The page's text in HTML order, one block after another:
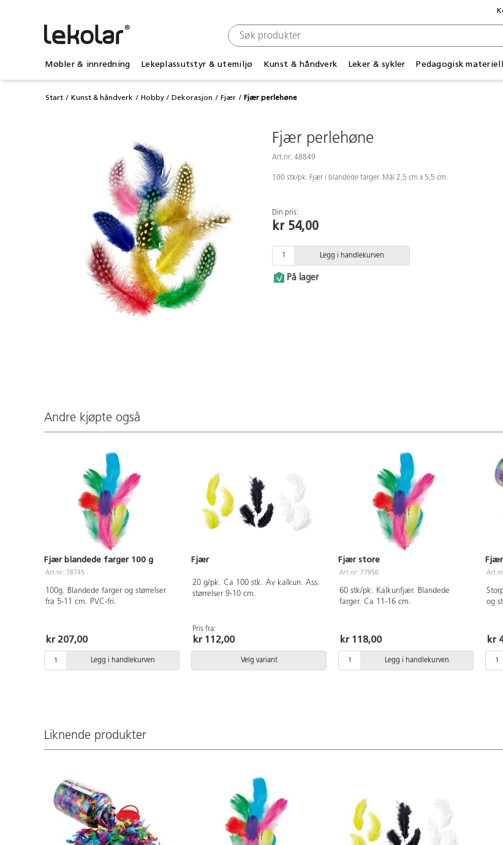
Møbler & innredning Lekeplassutstyr & utemiljø Kunst & håndverk Leker & sykler Pedagogisk materiell
Start Kunst & håndverk Hobby Dekorasjon Fjær Fjær perlehøne
Fjær perlehøne
Art.nr: 48849
100 stk/pk. Fjær i blandede farger. Mål 2,5 cm x 5,5 cm.
Din pris:
kr 54,00
Legg i handlekurven
På lager
Andre kjøpte også
Fjær blandede farger 100 g
Art.nr: 78745
100g. Blandede farger og størrelser
fra 5-11 cm. PVC-fri.
kr 207,00
Legg i handlekurven
Fjær
20 g/pk. Ca 100 stk. Av kalkun. Ass.
størrelser 9-10 cm.
Pris fra:
kr 112,00
Velg variant
Fjær store
Art.nr: 77956
60 stk/pk. Kalkunfjær. Blandede
farger. Ca 11-16 cm.
kr 118,00
Legg i handlekurven
Fjær
og
kr
Liknende produkter